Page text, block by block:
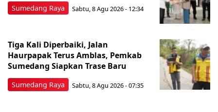
Sumedang Raya Sabtu, 8 Agu 2026 - 12:34
Sumedang Raya
Tiga Kali Diperbaiki, Jalan
Haurpapak Terus Amblas, Pemkab
Sumedang Siapkan Trase Baru
Sabtu, 8 Agu 2026 - 07:35